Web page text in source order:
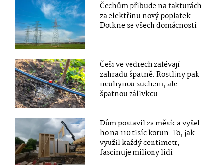
Čechům přibude na fakturách
za elektřinu nový poplatek.
Dotkne se všech domácností
Češi ve vedrech zalévají
zahradu špatně. Rostliny pak
neuhynou suchem, ale
špatnou zálivkou
Dům postavil za měsíc a vyšel
ho na 110 tisíc korun. To, jak
využil každý centimetr,
fascinuje miliony lidí